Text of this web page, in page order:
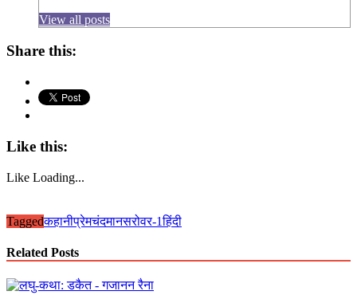
View all posts
Share this:
Like this:
Like Loading...
Taggedकहानीप्रेमचंदमानसरोवर-1हिंदी
Related Posts